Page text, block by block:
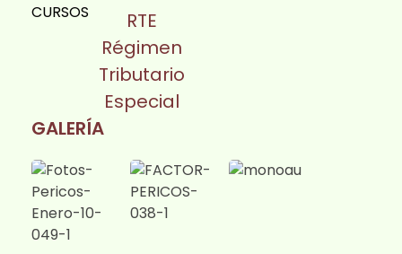
CURSOS
RTE
Régimen
Tributario
Especial
GALERÍA